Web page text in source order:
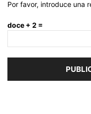
Por favor, introduce una
doce + 2 =